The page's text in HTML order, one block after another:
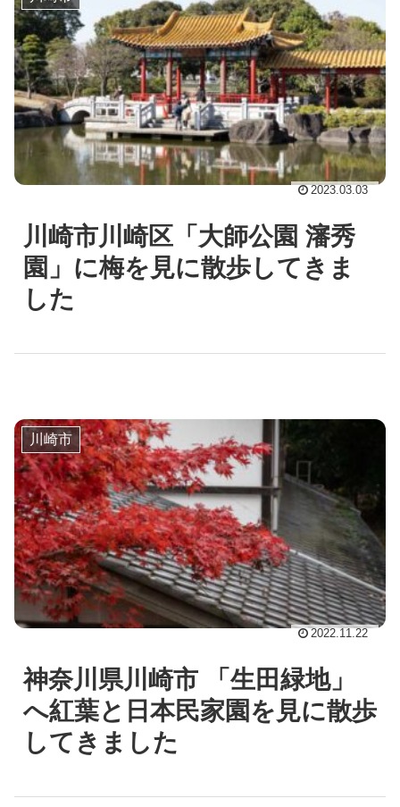
川崎市川崎区「大師公園 瀋秀
園」に梅を見に散歩してきま
した
2023.03.03
川崎市
神奈川県川崎市 「生田緑地」
へ紅葉と日本民家園を見に散歩
してきました
2022.11.22